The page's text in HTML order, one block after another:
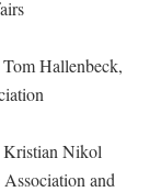
Hallenbeck,
Kristian Nikol
and